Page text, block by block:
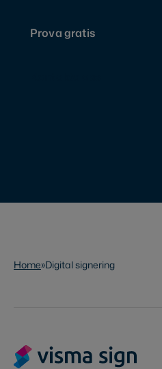
Prova gratis
Home»Digital signering